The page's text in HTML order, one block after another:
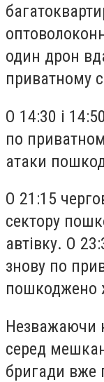
один дрон
приватному
О 14:30 і
по
атаки
О 21:15
сектору
автівку. О
знову по
пошкоджено
Незважаючи
серед
бригади